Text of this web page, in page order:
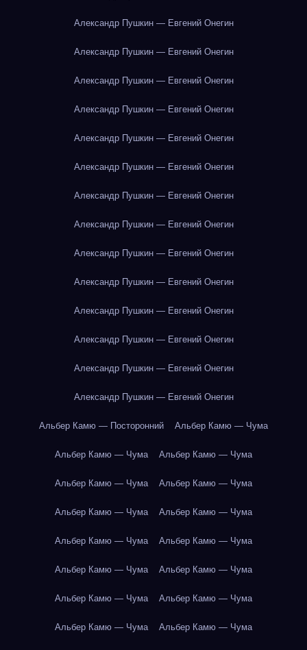
Александр Пушкин — Евгений Онегин
Александр Пушкин — Евгений Онегин
Александр Пушкин — Евгений Онегин
Александр Пушкин — Евгений Онегин
Александр Пушкин — Евгений Онегин
Александр Пушкин — Евгений Онегин
Александр Пушкин — Евгений Онегин
Александр Пушкин — Евгений Онегин
Александр Пушкин — Евгений Онегин
Александр Пушкин — Евгений Онегин
Александр Пушкин — Евгений Онегин
Александр Пушкин — Евгений Онегин
Александр Пушкин — Евгений Онегин
Александр Пушкин — Евгений Онегин
Альбер Камю — Посторонний Альбер Камю — Чума
Альбер Камю — Чума Альбер Камю — Чума
Альбер Камю — Чума Альбер Камю — Чума
Альбер Камю — Чума Альбер Камю — Чума
Альбер Камю — Чума Альбер Камю — Чума
Альбер Камю — Чума Альбер Камю — Чума
Альбер Камю — Чума Альбер Камю — Чума
Альбер Камю — Чума Альбер Камю — Чума